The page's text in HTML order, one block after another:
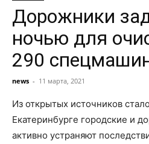
Дорожники
ночью для
290
news - 11 марта, 2021
Из открытых источников
Екатеринбурге городские и
активно устраняют